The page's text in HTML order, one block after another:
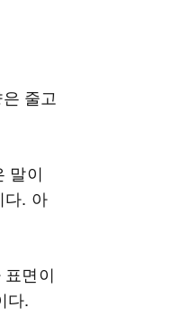
줄고
말이
다. 아
면이
다.